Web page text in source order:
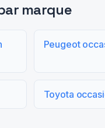
marque
Peugeot
Toyota